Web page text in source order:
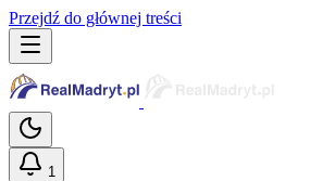
Przejdź do głównej treści
1